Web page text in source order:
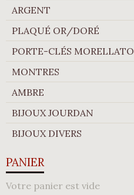
ARGENT
PLAQUÉ OR/DORÉ
PORTE-CLÉS MORELLATO
MONTRES
AMBRE
BIJOUX JOURDAN
BIJOUX DIVERS
PANIER
Votre panier est vide